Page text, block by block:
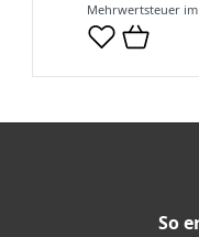
Mehrwertsteuer
So